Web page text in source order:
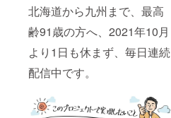
北海道から九州まで、最高
齢91歳の方へ、2021年10月
より1日も休まず、毎日連続
配信中です。